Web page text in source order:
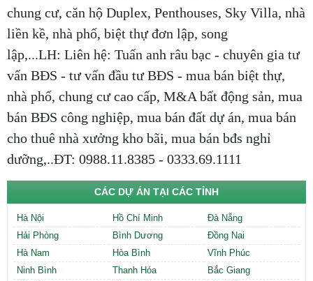
chung cư, căn hộ Duplex, Penthouses, Sky Villa, nhà
liền kề, nhà phố, biệt thự đơn lập, song
lập,...LH: Liên hệ: Tuấn anh râu bạc - chuyên gia tư
vấn BĐS - tư vấn đầu tư BĐS - mua bán biệt thự,
nhà phố, chung cư cao cấp, M&A bất động sản, mua
bán BĐS công nghiệp, mua bán đất dự án, mua bán
cho thuê nhà xưởng kho bãi, mua bán bđs nghỉ
dưỡng,..ĐT: 0988.11.8385 - 0333.69.1111
CÁC DỰ ÁN TẠI CÁC TỈNH
Hà Nội Hồ Chí Minh
Đà Nẵng
Hải Phòng
Bình Dương
Đồng Nai
Hà Nam
Hòa Bình
Vĩnh Phúc
Ninh Bình
Thanh Hóa
Bắc Giang